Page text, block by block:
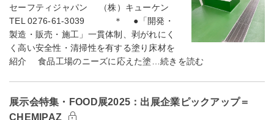
セーフティジャパン （株）キューケン
TEL 0276-61-3039 ＊ ●「開発・
製造・販売・施工」一貫体制、剥がれにく
く高い安全性・清掃性を有する塗り床材を
紹介 食品工場のニーズに応えた塗…続きを読む
展示会特集・FOOD展2025：出展企業ピックアップ＝
CHEMIPAZ